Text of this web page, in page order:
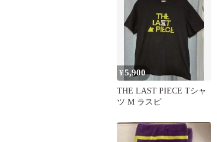
¥5,900
THE LAST PIECE Tシャ
ツ M ラスピ